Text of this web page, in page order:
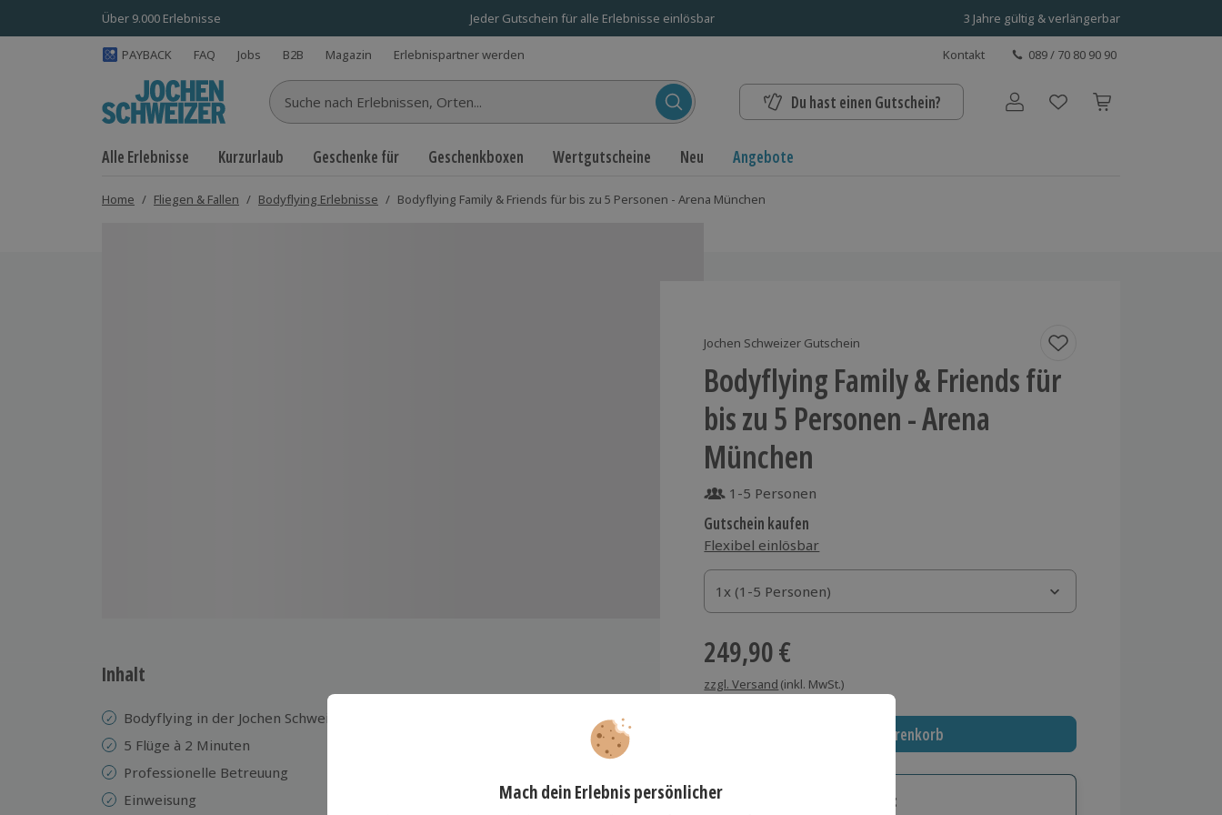
Über 9.000 Erlebnisse Jeder Gutschein für alle Erlebnisse einlösbar 3 Jahre gültig & verlängerbar
PAYBACK FAQ Jobs B2B Magazin Erlebnispartner werden Kontakt 089 / 70 80 90 90
Suche nach Erlebnissen... Du hast einen Gutschein? Benutzerkonto
Alle Erlebnisse Kurzurlaub Geschenke für Geschenkboxen Wertgutscheine Neu Angebote
Home / Fliegen & Fallen / Bodyflying Erlebnisse / Bodyflying Family & Friends für bis zu 5 Personen - Arena München
Jochen Schweizer Gutschein
Bodyflying Family & Friends für
bis zu 5 Personen - Arena
München
1-5 Personen
Gutschein kaufen
Flexibel einlösbar
1x (1-5 Personen)
1x (1-5 Personen)
1x (1-5 Personen)
249,90 €
zzgl. Versand (inkl. MwSt.)
In den Warenkorb
Immer das richtige Geschenk:
Inhalt
Bodyflying in der Jochen Schweizer Arena
5 Flüge à 2 Minuten
Professionelle Betreuung
Einweisung